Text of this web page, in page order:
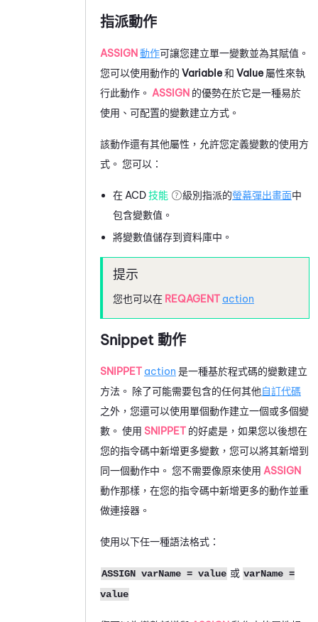
指派動作
ASSIGN動作可讓您建立單一變數並為其賦值。
您可以使用動作的 Variable和 Value 屬性來執
行此動作。 ASSIGN 的優勢在於它是一種易於
使用、可配置的變數建立方式。
該動作還有其他屬性，允許您定義變數的使用方
式。 您可以：
在 ACD技能 級別指派的螢幕彈出畫面中
包含變數值。
將變數值儲存到資料庫中。
您也可以在 REQAGENT action
Snippet 動作
SNIPPET action 是一種基於程式碼的變數建立
方法。 除了可能需要包含的任何其他自訂代碼
之外，您還可以使用單個動作建立一個或多個變
數。 使用 SNIPPET 的好處是，如果您以後想在
您的指令碼中新增更多變數，您可以將其新增到
同一個動作中。 您不需要像原來使用 ASSIGN
動作那樣，在您的指令碼中新增更多的動作並重
做連接器。
使用以下任一種語法格式：
ASSIGN varName = value 或 varName =
value